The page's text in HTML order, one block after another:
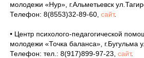
молодежи «Нур», г.Альметьевск
Телефон: 8(8553)32-89-60, сайт.
• Центр психолого-педагогической
молодежи «Точка баланса», г.Бугульма
Телефон: тел.: 8(917)899-97-23, сайт.